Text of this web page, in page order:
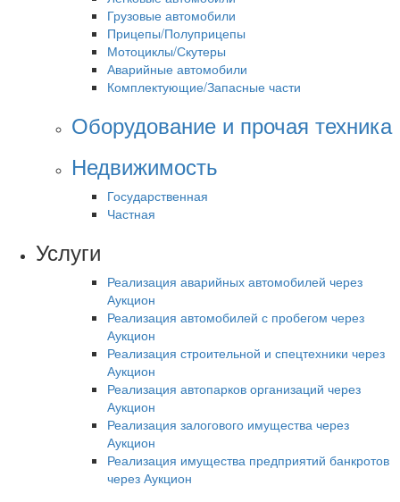
Грузовые автомобили
Прицепы/Полуприцепы
Мотоциклы/Скутеры
Аварийные автомобили
Комплектующие/Запасные части
Оборудование и прочая техника
Недвижимость
Государственная
Частная
Услуги
Реализация аварийных автомобилей через
Аукцион
Реализация автомобилей с пробегом через
Аукцион
Реализация строительной и спецтехники через
Аукцион
Реализация автопарков организаций через
Аукцион
Реализация залогового имущества через
Аукцион
Реализация имущества предприятий банкротов
через Аукцион